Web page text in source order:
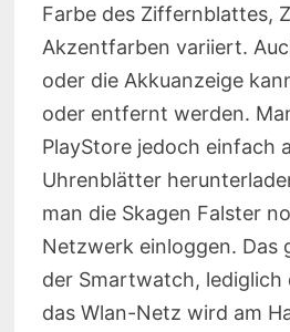
Farbe des Ziffernblattes,
Akzentfarben variiert.
oder die Akkuanzeige
oder entfernt werden.
PlayStore jedoch einfach
Uhrenblätter
man die Skagen Falster
Netzwerk einloggen. Das
der Smartwatch, lediglich
das Wlan-Netz wird am